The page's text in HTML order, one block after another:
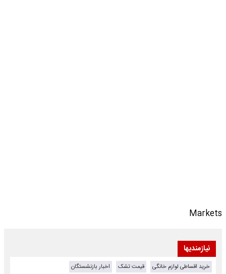
Markets
نیازمندیها
خرید اقساطی لوازم خانگی قیمت تشک
اخبار بازنشستگان